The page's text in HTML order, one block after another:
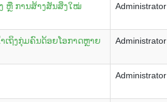
ຫຼື ການສ້າງສັນສິ່ງໃໝ່
Administrator
ເຖິງກຸ່ມຄົນດ້ອຍໂອກາດຫຼາຍ
Administrator
Administrator